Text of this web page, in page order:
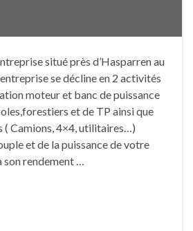
situé près d’Hasparren au
se décline en 2 activités
moteur et banc de puissance
et de TP ainsi que
( Camions, 4×4, utilitaires…)
et de la puissance de votre
rendement …